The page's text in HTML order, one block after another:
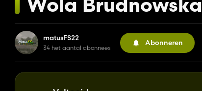
Wola Brudnowska
matusFS22
34 het aantal abonnees
Abonneren